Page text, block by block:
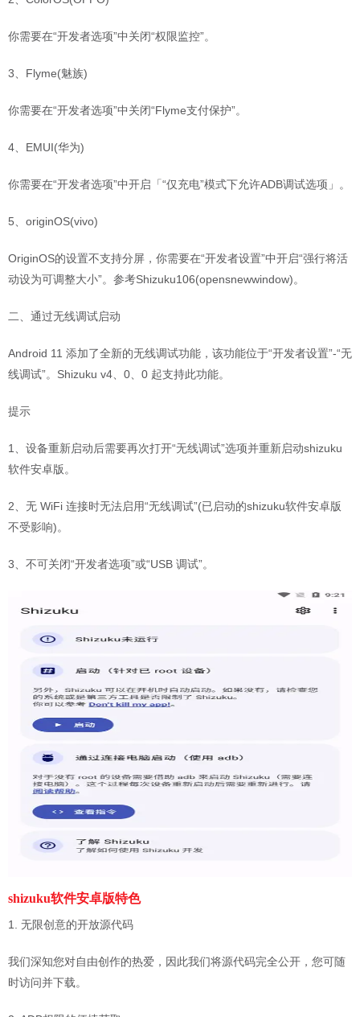
你需要在“开发者选项”中关闭“权限监控”。
3、Flyme(魅族)
你需要在“开发者选项”中关闭“Flyme支付保护”。
4、EMUI(华为)
你需要在“开发者选项”中开启「“仅充电”模式下允许ADB调试选项」。
5、originOS(vivo)
OriginOS的设置不支持分屏，你需要在“开发者设置”中开启“强行将活
动设为可调整大小”。参考Shizuku106(opensnewwindow)。
二、通过无线调试启动
Android 11 添加了全新的无线调试功能，该功能位于“开发者设置”-“无
线调试”。Shizuku v4、0、0 起支持此功能。
提示
1、设备重新启动后需要再次打开“无线调试”选项并重新启动shizuku
软件安卓版。
2、无 WiFi 连接时无法启用“无线调试”(已启动的shizuku软件安卓版
不受影响)。
3、不可关闭“开发者选项”或“USB 调试”。
shizuku软件安卓版特色
1. 无限创意的开放源代码
我们深知您对自由创作的热爱，因此我们将源代码完全公开，您可随
时访问并下载。